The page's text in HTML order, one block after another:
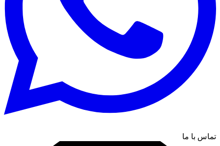
تماس با ما